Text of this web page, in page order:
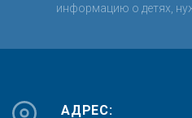
информацию о детях,
АДРЕС: